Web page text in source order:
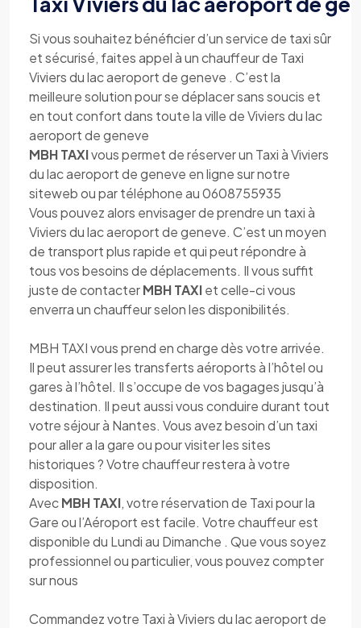
Si vous souhaitez bénéficier d’un service de taxi sûr
et sécurisé, faites appel à un chauffeur de Taxi
Viviers du lac aeroport de geneve . C’est la
meilleure solution pour se déplacer sans soucis et
en tout confort dans toute la ville de Viviers du lac
aeroport de geneve
MBH TAXIvous permet de réserver un Taxi à Viviers
du lac aeroport de geneve en ligne sur notre
siteweb ou par téléphone au 0608755935
Vous pouvez alors envisager de prendre un taxi à
Viviers du lac aeroport de geneve. C’est un moyen
de transport plus rapide et qui peut répondre à
tous vos besoins de déplacements. Il vous suffit
juste de contacterMBH TAXIet celle-ci vous
enverra un chauffeur selon les disponibilités.
MBH TAXI vous prend en charge dès votre arrivée.
Il peut assurer les transferts aéroports à l’hôtel ou
gares à l’hôtel. Il s’occupe de vos bagages jusqu’à
destination. Il peut aussi vous conduire durant tout
votre séjour à Nantes. Vous avez besoin d’un taxi
pour aller a la gare ou pour visiter les sites
historiques ? Votre chauffeur restera à votre
disposition.
AvecMBH TAXI, votre réservation de Taxi pour la
Gare ou l’Aéroport est facile. Votre chauffeur est
disponible du Lundi au Dimanche . Que vous soyez
professionnel ou particulier, vous pouvez compter
sur nous
Commandez votre Taxi à Viviers du lac aeroport de